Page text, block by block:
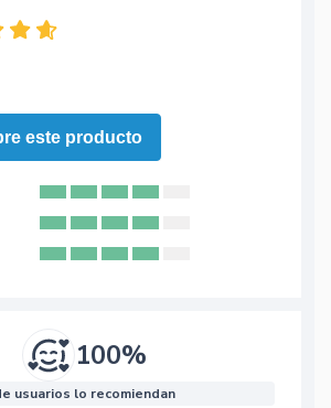
este producto
100%
usuarios lo recomiendan